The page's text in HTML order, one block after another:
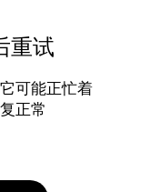
重试
可能正忙着
正常